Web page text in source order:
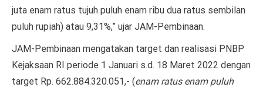
juta enam ratus tujuh puluh enam ribu dua ratus sembilan
puluh rupiah) atau 9,31%,” ujar JAM-Pembinaan.
JAM-Pembinaan mengatakan target dan realisasi PNBP
Kejaksaan RI periode 1 Januari s.d. 18 Maret 2022 dengan
target Rp. 662.884.320.051,- (enam ratus enam puluh